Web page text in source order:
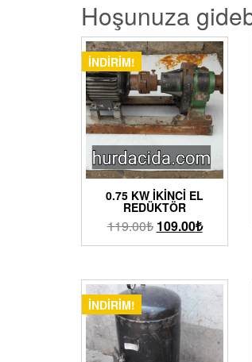
Hoşunuza
İNDIRIM!
0.75 KW İKINCI EL
REDÜKTÖR
119.00₺ 109.00₺
İNDIRIM!